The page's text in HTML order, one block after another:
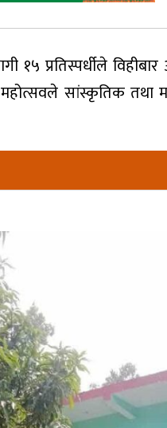
प्रतिस्पर्धीले विहीबार
सांस्कृतिक तथा